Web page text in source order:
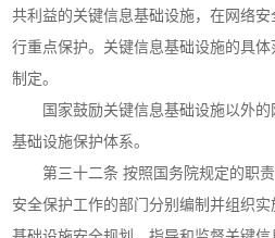
共利益的关键信息基础设施，在网络
行重点保护。关键信息基础设施的具
制定。
国家鼓励关键信息基础设施以外的
基础设施保护体系。
第三十二条 按照国务院规定的职责
安全保护工作的部门分别编制并组织